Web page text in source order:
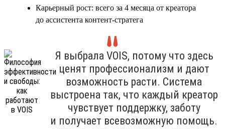
Карьерный рост: всего за 4 месяца от креатора
до ассистента контент-стратега
Я выбрала VOIS, потому что здесь
ценят профессионализм и дают
возможность расти. Система
выстроена так, что каждый креатор
чувствует поддержку, заботу
и получает всевозможную помощь.